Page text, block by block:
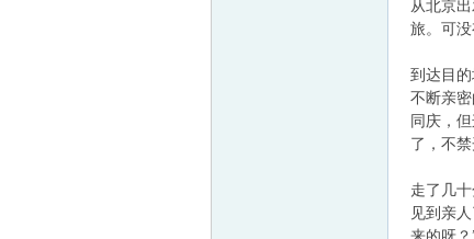
从北京
旅。可
到达目
不断亲
同庆，
了，不
走了几
见到亲